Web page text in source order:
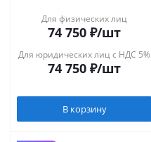
Для физических лиц
74 750 ₽/шт
Для юридических лиц с НДС 5%
74 750 ₽/шт
В корзину